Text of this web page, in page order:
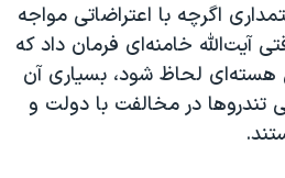
اگرچه با اعتراضاتی مواجه
آیت‌الله خامنه‌ای فرمان داد که
لحاظ شود، بسیاری آن
تندروها در مخالفت با دولت و